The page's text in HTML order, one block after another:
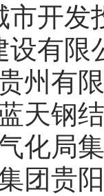
市开发
设有限
州有
天钢
化局
团贵